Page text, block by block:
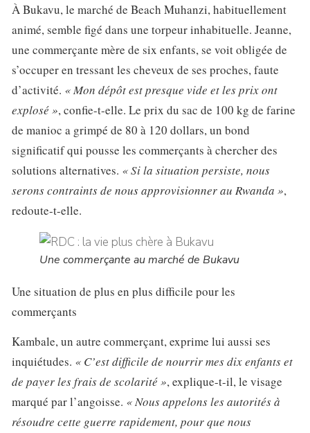
À Bukavu, le marché de Beach Muhanzi, habituellement
animé, semble figé dans une torpeur inhabituelle. Jeanne,
une commerçante mère de six enfants, se voit obligée de
s’occuper en tressant les cheveux de ses proches, faute
d’activité. « Mon dépôt est presque vide et les prix ont
explosé », confie-t-elle. Le prix du sac de 100 kg de farine
de manioc a grimpé de 80 à 120 dollars, un bond
significatif qui pousse les commerçants à chercher des
solutions alternatives. « Si la situation persiste, nous
serons contraints de nous approvisionner au Rwanda »,
redoute-t-elle.
Une commerçante au marché de Bukavu
Une situation de plus en plus difficile pour les
commerçants
Kambale, un autre commerçant, exprime lui aussi ses
inquiétudes. « C’est difficile de nourrir mes dix enfants et
de payer les frais de scolarité », explique-t-il, le visage
marqué par l’angoisse. « Nous appelons les autorités à
résoudre cette guerre rapidement, pour que nous